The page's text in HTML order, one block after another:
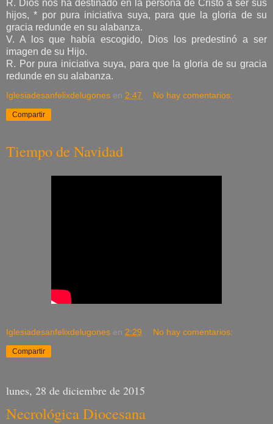
R. Dios nos ha destinado en la persona de Cristo a ser sus
hijos, * por pura iniciativa suya, para que la gloria de su
gracia redunde en su alabanza.
V. A los que había escogido, Dios los predestinó a ser
imagen de su Hijo.
R. Por pura iniciativa suya, para que la gloria de su gracia
redunde en su alabanza.
Iglesiadesanfelixdelugones en 2:47 No hay comentarios:
Compartir
Tiempo de Navidad
Iglesiadesanfelixdelugones en 2:29 No hay comentarios:
Compartir
lunes, 28 de diciembre de 2015
Necrológica Diocesana